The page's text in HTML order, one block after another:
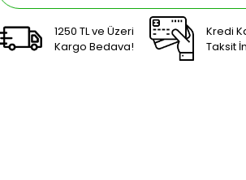
1250 TL ve Üzeri
Kargo Bedava!
Kredi
Taksit